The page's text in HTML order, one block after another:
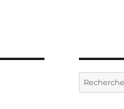
Recherche
pour :